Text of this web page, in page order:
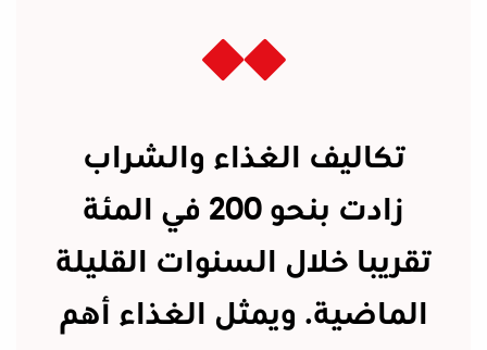
تكاليف الغذاء والشراب
زادت بنحو 200 في المئة
تقريبا خلال السنوات القليلة
الماضية. ويمثل الغذاء أهم